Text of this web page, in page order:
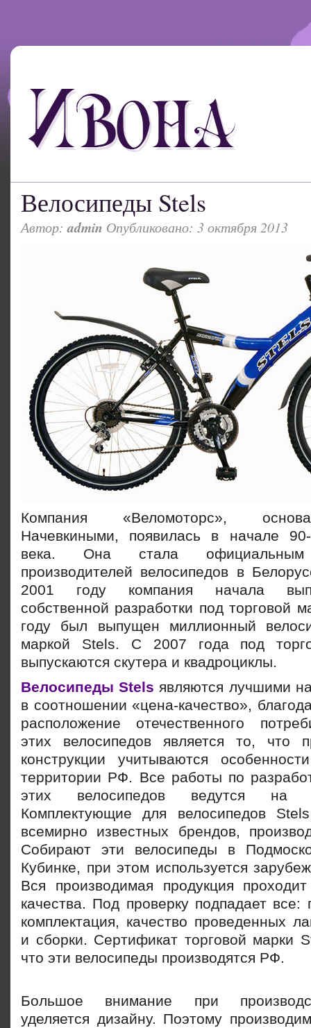
Велосипеды Stels
Автор:admin Опубликовано: 3 октября 2013
Компания «Веломоторс»,
Начевкиными, появилась в начале
века. Она стала официальным
производителей велосипедов в
2001 году компания начала
собственной разработки под торговой
году был выпущен миллионный
маркой Stels. С 2007 года под
выпускаются скутера и квадроциклы.
Велосипеды Stels являются лучшими
в соотношении «цена-качество»,
расположение отечественного
этих велосипедов является то, что
конструкции учитываются
территории РФ. Все работы по
этих велосипедов ведутся на
Комплектующие для велосипедов
всемирно известных брендов,
Собирают эти велосипеды в
Кубинке, при этом используется
Вся производимая продукция
качества. Под проверку подпадает все:
комплектация, качество проведенных
и сборки. Сертификат торговой марки
что эти велосипеды производятся РФ.
Большое внимание при
уделяется дизайну. Поэтому